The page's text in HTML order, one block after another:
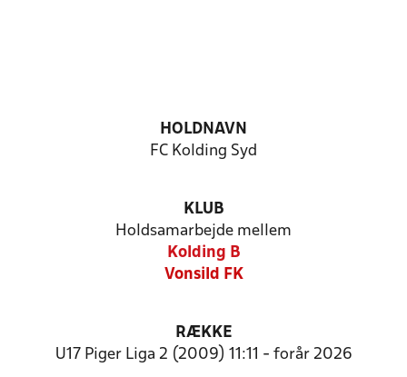
HOLDNAVN
FC Kolding Syd
KLUB
Holdsamarbejde mellem
Kolding B
Vonsild FK
RÆKKE
U17 Piger Liga 2 (2009) 11:11 - forår 2026